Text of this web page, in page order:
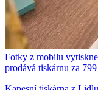
Fotky z mobilu
prodává tiskárnu za